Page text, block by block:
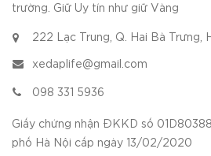
trường. Giữ Uy tín như giữ Vàng
222 Lạc Trung, Q. Hai Bà Trưng,
xedaplife@gmail.com
098 331 5936
Giấy chứng nhận ĐKKD số
phố Hà Nội cấp ngày 13/02/2020